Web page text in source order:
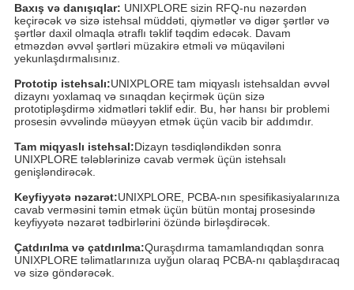
Baxış və danışıqlar: UNIXPLORE sizin RFQ-nu nəzərdən
keçirəcək və sizə istehsal müddəti, qiymətlər və digər şərtlər və
şərtlər daxil olmaqla ətraflı təklif təqdim edəcək. Davam
etməzdən əvvəl şərtləri müzakirə etməli və müqaviləni
yekunlaşdırmalısınız.
Prototip istehsalı:UNIXPLORE tam miqyaslı istehsaldan əvvəl
dizaynı yoxlamaq və sınaqdan keçirmək üçün sizə
prototipləşdirmə xidmətləri təklif edir. Bu, hər hansı bir problemi
prosesin əvvəlində müəyyən etmək üçün vacib bir addımdır.
Tam miqyaslı istehsal:Dizayn təsdiqləndikdən sonra
UNIXPLORE tələblərinizə cavab vermək üçün istehsalı
genişləndirəcək.
Keyfiyyətə nəzarət:UNIXPLORE, PCBA-nın spesifikasiyalarınıza
cavab verməsini təmin etmək üçün bütün montaj prosesində
keyfiyyətə nəzarət tədbirlərini özündə birləşdirəcək.
Çatdırılma və çatdırılma:Quraşdırma tamamlandıqdan sonra
UNIXPLORE təlimatlarınıza uyğun olaraq PCBA-nı qablaşdıracaq
və sizə göndərəcək.